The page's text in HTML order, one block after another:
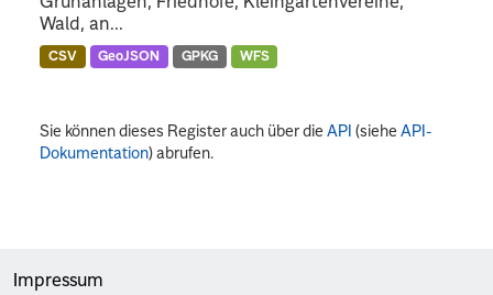
Wald, an...
CSV GeoJSON GPKG WFS
Sie können dieses Register auch über dieAPI (sieheAPI-
Dokumentation) abrufen.
Impressum